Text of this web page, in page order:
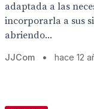
adaptada a las
incorporarla a sus
abriendo...
JJCom • hace 12